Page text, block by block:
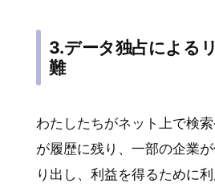
3.データ独占による
難
わたしたちがネット上で検
が履歴に残り、一部の企業
り出し、利益を得るために